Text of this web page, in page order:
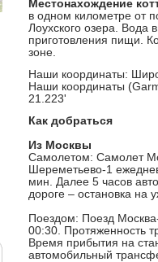
Местонахождение
в одном километре от
Лоухского озера. Вода
приготовления пищи.
зоне.
Наши координаты:
Наши координаты
21.223'
Как добраться
Из Москвы
Самолетом: Самолет
Шереметьево-1
мин. Далее 5 часов
дороге – остановка на
Поездом: Поезд
00:30. Протяженность
Время прибытия на
автомобильный